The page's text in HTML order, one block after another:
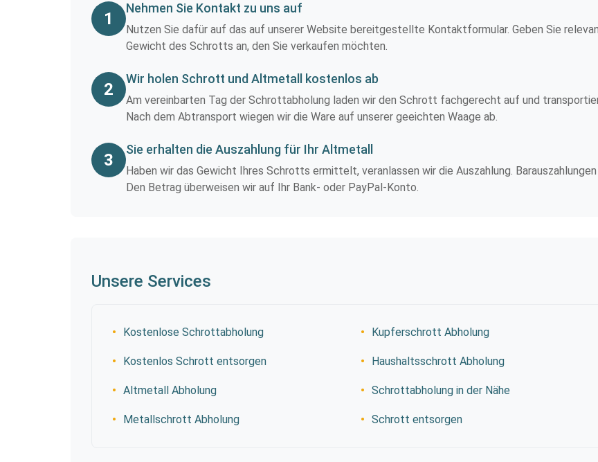
1
Nehmen Sie Kontakt zu uns auf
Nutzen Sie dafür auf das auf unserer Website bereitgestellte Kontaktformular. Geben Sie
Gewicht des Schrotts an, den Sie verkaufen möchten.
2
Wir holen Schrott und Altmetall kostenlos ab
Am vereinbarten Tag der Schrottabholung laden wir den Schrott fachgerecht auf und
Nach dem Abtransport wiegen wir die Ware auf unserer geeichten Waage ab.
3
Sie erhalten die Auszahlung für Ihr Altmetall
Haben wir das Gewicht Ihres Schrotts ermittelt, veranlassen wir die Auszahlung.
Den Betrag überweisen wir auf Ihr Bank- oder PayPal-Konto.
Unsere Services
Kostenlose Schrottabholung
Kostenlos Schrott entsorgen
Altmetall Abholung
Metallschrott Abholung
Kupferschrott Abholung
Haushaltsschrott Abholung
Schrottabholung in der Nähe
Schrott entsorgen